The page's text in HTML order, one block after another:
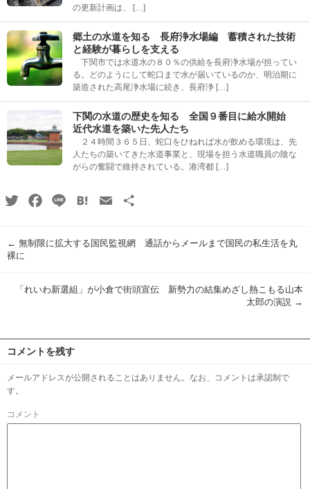
の更新計画は、 […]
郷土の水道を知る 長府浄水場編 蓄積された技術
と経験が暮らしを支える
下関市では水道水の８０％の供給を長府浄水場が担ってい
る。どのようにして蛇口まで水が届いているのか、明治期に
築造された高尾浄水場に続き、長府浄 […]
下関の水道の歴史を知る 全国９番目に給水開始
近代水道を築いた先人たち
２４時間３６５日、蛇口をひねれば水が飲める環境は、先
人たちの築いてきた水道事業と、現場を担う水道職員の陰な
がらの奮闘で維持されている。港湾都 […]
TwitterFacebook
Line HatenaEmail
← 無制限に拡大する国民監視網 通話からメールまで国民の私生活を丸
裸に
「れいわ新選組」が小倉で街頭宣伝 新勢力の結集めざし熱こもる山本
太郎の演説 →
コメントを残す
メールアドレスが公開されることはありません。なお、コメントは承認制で
す。
コメント